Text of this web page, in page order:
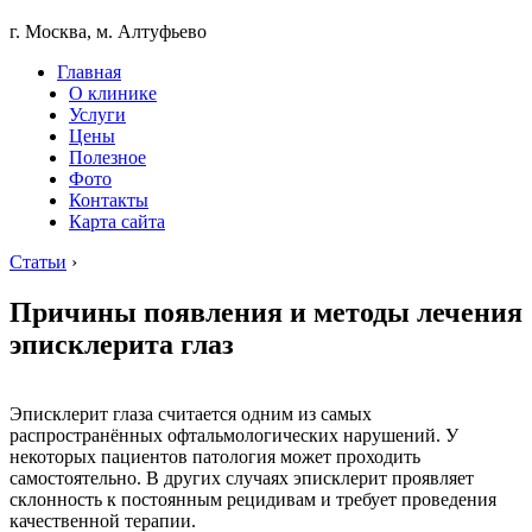
г. Москва, м. Алтуфьево
Главная
О клинике
Услуги
Цены
Полезное
Фото
Контакты
Карта сайта
Статьи ›
Причины появления и методы лечения
эписклерита глаз
Эписклерит глаза считается одним из самых
распространённых офтальмологических нарушений. У
некоторых пациентов патология может проходить
самостоятельно. В других случаях эписклерит проявляет
склонность к постоянным рецидивам и требует проведения
качественной терапии.